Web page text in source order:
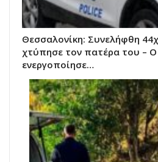
Θεσσαλονίκη: Συνελήφθη
χτύπησε τον πατέρα του –
ενεργοποίησε…